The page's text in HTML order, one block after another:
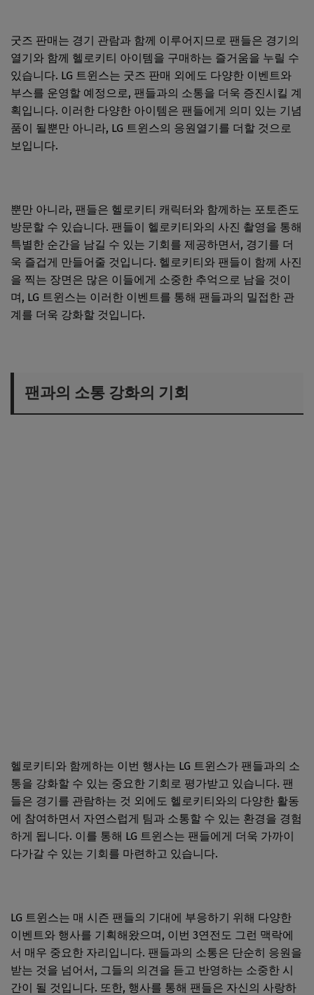
굿즈 판매는 경기 관람과 함께 이루어지므로 팬들은 경기의
열기와 함께 헬로키티 아이템을 구매하는 즐거움을 누릴 수
있습니다. LG 트윈스는 굿즈 판매 외에도 다양한 이벤트와
부스를 운영할 예정으로, 팬들과의 소통을 더욱 증진시킬 계
획입니다. 이러한 다양한 아이템은 팬들에게 의미 있는 기념
품이 될뿐만 아니라, LG 트윈스의 응원열기를 더할 것으로
보입니다.
뿐만 아니라, 팬들은 헬로키티 캐릭터와 함께하는 포토존도
방문할 수 있습니다. 팬들이 헬로키티와의 사진 촬영을 통해
특별한 순간을 남길 수 있는 기회를 제공하면서, 경기를 더
욱 즐겁게 만들어줄 것입니다. 헬로키티와 팬들이 함께 사진
을 찍는 장면은 많은 이들에게 소중한 추억으로 남을 것이
며, LG 트윈스는 이러한 이벤트를 통해 팬들과의 밀접한 관
계를 더욱 강화할 것입니다.
팬과의 소통 강화의 기회
헬로키티와 함께하는 이번 행사는 LG 트윈스가 팬들과의 소
통을 강화할 수 있는 중요한 기회로 평가받고 있습니다. 팬
들은 경기를 관람하는 것 외에도 헬로키티와의 다양한 활동
에 참여하면서 자연스럽게 팀과 소통할 수 있는 환경을 경험
하게 됩니다. 이를 통해 LG 트윈스는 팬들에게 더욱 가까이
다가갈 수 있는 기회를 마련하고 있습니다.
LG 트윈스는 매 시즌 팬들의 기대에 부응하기 위해 다양한
이벤트와 행사를 기획해왔으며, 이번 3연전도 그런 맥락에
서 매우 중요한 자리입니다. 팬들과의 소통은 단순히 응원을
받는 것을 넘어서, 그들의 의견을 듣고 반영하는 소중한 시
간이 될 것입니다. 또한, 행사를 통해 팬들은 자신의 사랑하